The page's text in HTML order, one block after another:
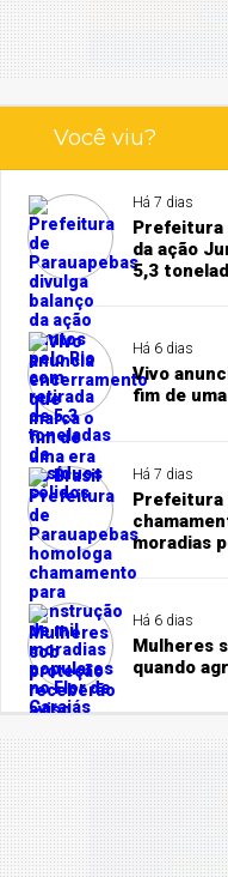
Você viu?
Há 7 dias
Prefeitura
da ação
5,3
Há 6 dias
Vivo
fim de
Há 7 dias
Prefeitura
moradias
Há 6 dias
Mulheres
quando